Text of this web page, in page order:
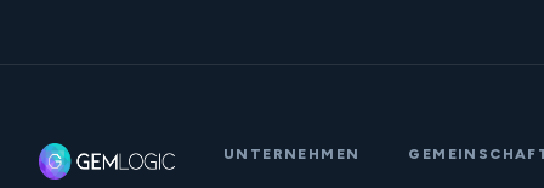
UNTERNEHMEN